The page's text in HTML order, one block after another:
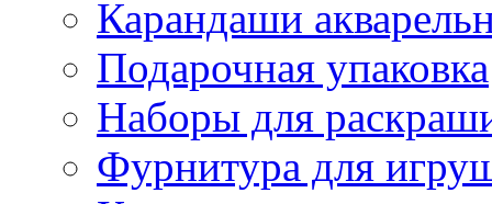
Карандаши
Подарочная упаковка
Наборы для
Фурнитура для